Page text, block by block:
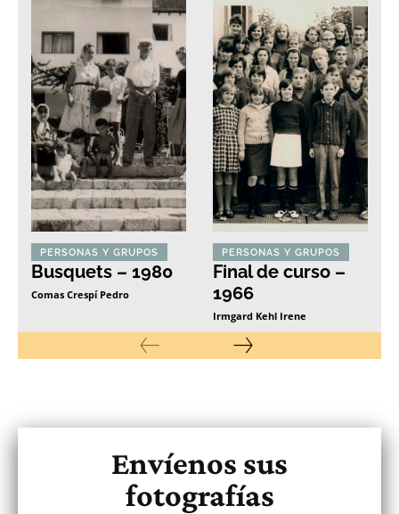
PERSONAS Y GRUPOS
Busquets – 1980
Comas Crespí Pedro
PERSONAS Y GRUPOS
Final de curso –
1966
Irmgard Kehl Irene
Envíenos sus
fotografías